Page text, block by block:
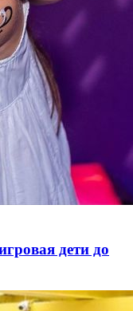
дети до